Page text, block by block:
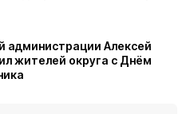
администрации Алексей
жителей округа с Днём